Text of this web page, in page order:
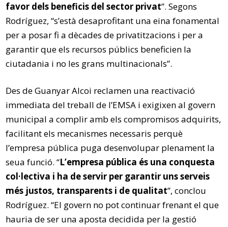
favor dels beneficis del sector privat”. Segons
Rodríguez, “s’està desaprofitant una eina fonamental
per a posar fi a dècades de privatitzacions i per a
garantir que els recursos públics beneficien la
ciutadania i no les grans multinacionals”.
Des de Guanyar Alcoi reclamen una reactivació
immediata del treball de l’EMSA i exigixen al govern
municipal a complir amb els compromisos adquirits,
facilitant els mecanismes necessaris perquè
l’empresa pública puga desenvolupar plenament la
seua funció. “L’empresa pública és una conquesta
col·lectiva i ha de servir per garantir uns serveis
més justos, transparents i de qualitat”, conclou
Rodríguez. “El govern no pot continuar frenant el que
hauria de ser una aposta decidida per la gestió